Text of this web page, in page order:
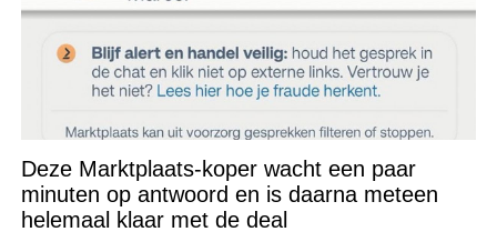
Deze Marktplaats-koper wacht een paar
minuten op antwoord en is daarna meteen
helemaal klaar met de deal